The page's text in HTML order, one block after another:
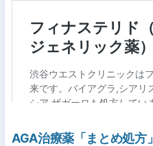
AGA治療薬「まとめ処方」